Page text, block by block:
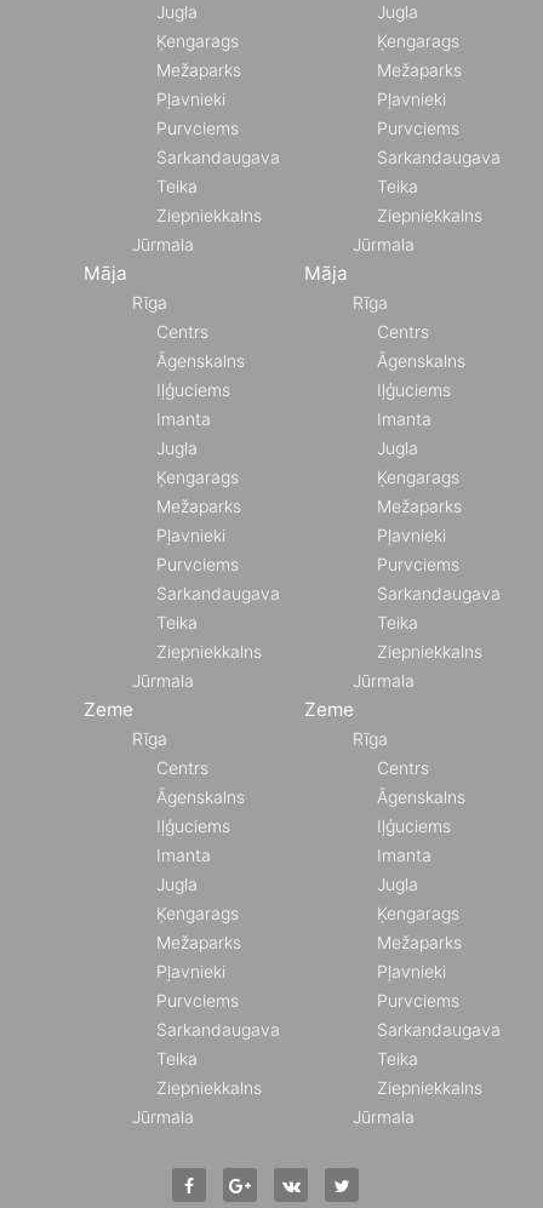
Jugla
Ķengarags
Mežaparks
Pļavnieki
Purvciems
Sarkandaugava
Teika
Ziepniekkalns
Jūrmala
Māja
Rīga
Centrs
Āgenskalns
Iļģuciems
Imanta
Jugla
Ķengarags
Mežaparks
Pļavnieki
Purvciems
Sarkandaugava
Teika
Ziepniekkalns
Jūrmala
Zeme
Rīga
Centrs
Āgenskalns
Iļģuciems
Imanta
Jugla
Ķengarags
Mežaparks
Pļavnieki
Purvciems
Sarkandaugava
Teika
Ziepniekkalns
Jūrmala
Jugla
Ķengarags
Mežaparks
Pļavnieki
Purvciems
Sarkandaugava
Teika
Ziepniekkalns
Jūrmala
Māja
Rīga
Centrs
Āgenskalns
Iļģuciems
Imanta
Jugla
Ķengarags
Mežaparks
Pļavnieki
Purvciems
Sarkandaugava
Teika
Ziepniekkalns
Jūrmala
Zeme
Rīga
Centrs
Āgenskalns
Iļģuciems
Imanta
Jugla
Ķengarags
Mežaparks
Pļavnieki
Purvciems
Sarkandaugava
Teika
Ziepniekkalns
Jūrmala